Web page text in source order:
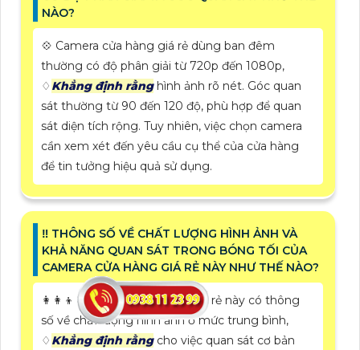
NÀO?
💠 Camera cửa hàng giá rẻ dùng ban đêm
thường có độ phân giải từ 720p đến 1080p,
♢ Khẳng định rằnghình ảnh rõ nét. Góc quan
sát thường từ 90 đến 120 độ, phù hợp để quan
sát diện tích rộng. Tuy nhiên, việc chọn camera
cần xem xét đến yêu cầu cụ thể của cửa hàng
để tin tưởng hiệu quả sử dụng.
‼️ THÔNG SỐ VỀ CHẤT LƯỢNG HÌNH ẢNH VÀ
KHẢ NĂNG QUAN SÁT TRONG BÓNG TỐI CỦA
CAMERA CỬA HÀNG GIÁ RẺ NÀY NHƯ THẾ NÀO?
👩‍👩‍👦‍👦 Camera cửa hàng giá rẻ này có thông
số về chất lượng hình ảnh ở mức trung bình,
♢ Khẳng định rằngcho việc quan sát cơ bản